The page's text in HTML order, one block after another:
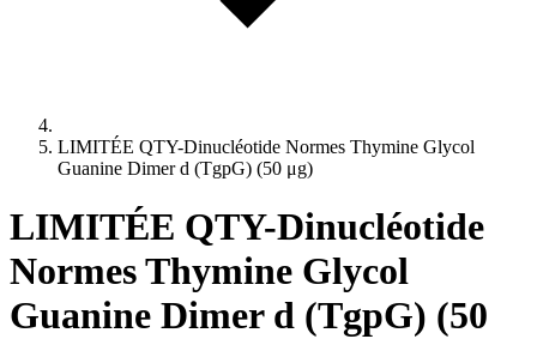
LIMITÉE QTY-Dinucléotide Normes Thymine Glycol
Guanine Dimer d (TgpG) (50 μg)
LIMITÉE QTY-Dinucléotide
Normes Thymine Glycol
Guanine Dimer d (TgpG) (50